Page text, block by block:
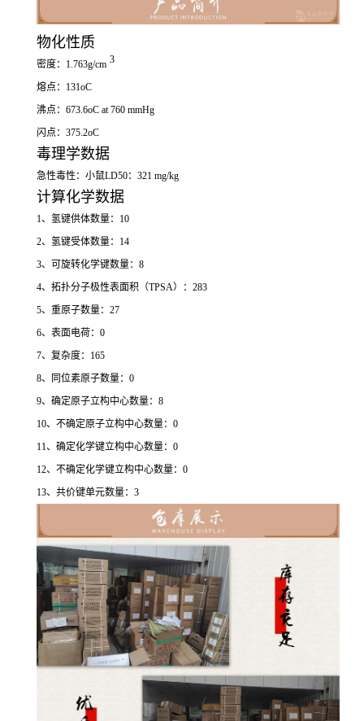
物化性质
密度：1.763g/cm 3
熔点：131oC
沸点：673.6oC at 760 mmHg
闪点：375.2oC
毒理学数据
急性毒性：小鼠LD50：321 mg/kg
计算化学数据
1、氢键供体数量：10
2、氢键受体数量：14
3、可旋转化学键数量：8
4、拓扑分子极性表面积（TPSA）：283
5、重原子数量：27
6、表面电荷：0
7、复杂度：165
8、同位素原子数量：0
9、确定原子立构中心数量：8
10、不确定原子立构中心数量：0
11、确定化学键立构中心数量：0
12、不确定化学键立构中心数量：0
13、共价键单元数量：3